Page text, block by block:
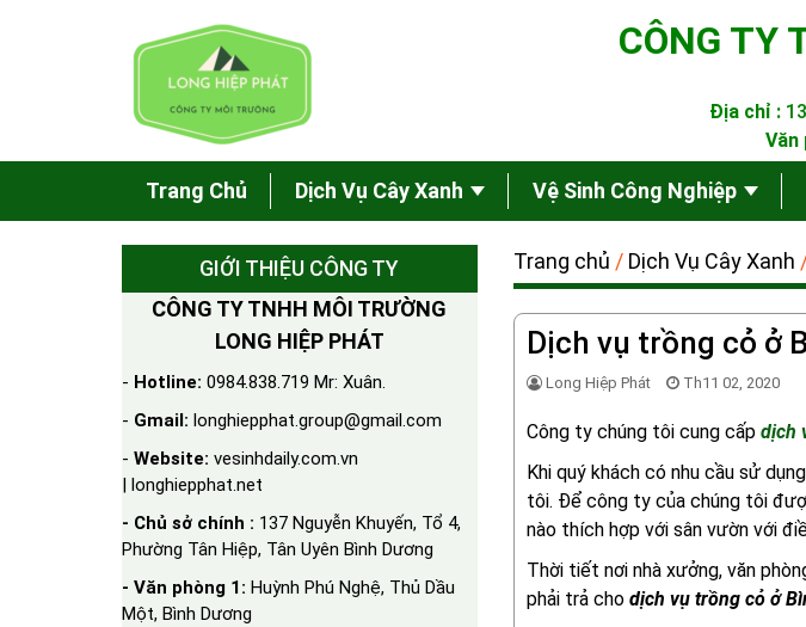
CÔNG TY
Địa chỉ :
Văn
Trang Chủ Dịch Vụ Cây Xanh Vệ Sinh Công Nghiệp
GIỚI THIỆU CÔNG TY
CÔNG TY TNHH MÔI TRƯỜNG
LONG HIỆP PHÁT
- Hotline: 0984.838.719 Mr: Xuân.
- Gmail: longhiepphat.group@gmail.com
- Website: vesinhdaily.com.vn
| longhiepphat.net
- Chủ sở chính : 137 Nguyễn Khuyến, Tổ 4,
Phường Tân Hiệp, Tân Uyên Bình Dương
- Văn phòng 1: Huỳnh Phú Nghệ, Thủ Dầu
Một, Bình Dương
Trang chủ / Dịch Vụ Cây Xanh
Dịch vụ trồng cỏ ở
Long Hiệp Phát Th11 02, 2020
Công ty chúng tôi cung cấp dịch
Khi quý khách có nhu cầu sử dụng
tôi. Để công ty của chúng tôi
nào thích hợp với sân vườn với
Thời tiết nơi nhà xưởng, văn
phải trả cho dịch vụ trồng cỏ ở